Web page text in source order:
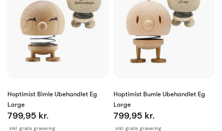
Hoptimist Bimle Ubehandlet Eg
Large
inkl. gratis gravering
799,95 kr.
Hoptimist Bumle Ubehandlet Eg
Large
inkl. gratis gravering
799,95 kr.